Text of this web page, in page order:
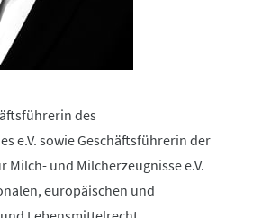
des
e.V. sowie Geschäftsführerin der
Milch- und Milcherzeugnisse e.V.
europäischen und